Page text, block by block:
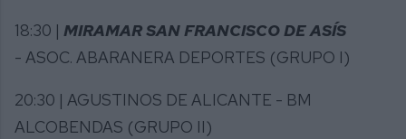
18:30 | MIRAMAR SAN FRANCISCO DE ASÍS
- ASOC. ABARANERA DEPORTES (GRUPO I)
20:30 | AGUSTINOS DE ALICANTE - BM
ALCOBENDAS (GRUPO II)